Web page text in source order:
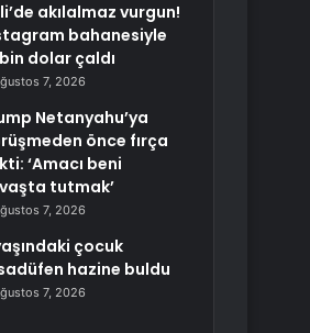
akılalmaz vurgun!
bahanesiyle
dolar çaldı
7, 2026
Netanyahu’ya
önce fırça
‘Amacı beni
tutmak’
7, 2026
çocuk
hazine buldu
7, 2026